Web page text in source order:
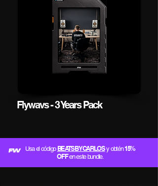
Flywavs - 3 Years Pack
Usa el código BEATSBYCARLOSy obtén15%
OFFen este bundle.